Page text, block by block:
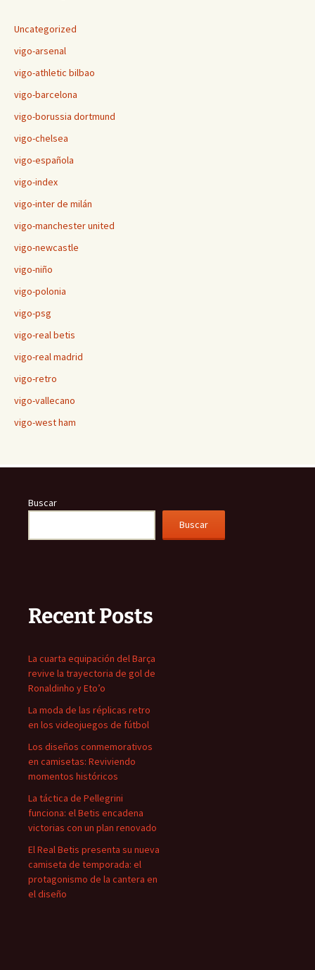
Uncategorized
vigo-arsenal
vigo-athletic bilbao
vigo-barcelona
vigo-borussia dortmund
vigo-chelsea
vigo-española
vigo-index
vigo-inter de milán
vigo-manchester united
vigo-newcastle
vigo-niño
vigo-polonia
vigo-psg
vigo-real betis
vigo-real madrid
vigo-retro
vigo-vallecano
vigo-west ham
Buscar
Buscar
Recent Posts
La cuarta equipación del Barça
revive la trayectoria de gol de
Ronaldinho y Eto’o
La moda de las réplicas retro
en los videojuegos de fútbol
Los diseños conmemorativos
en camisetas: Reviviendo
momentos históricos
La táctica de Pellegrini
funciona: el Betis encadena
victorias con un plan renovado
El Real Betis presenta su nueva
camiseta de temporada: el
protagonismo de la cantera en
el diseño